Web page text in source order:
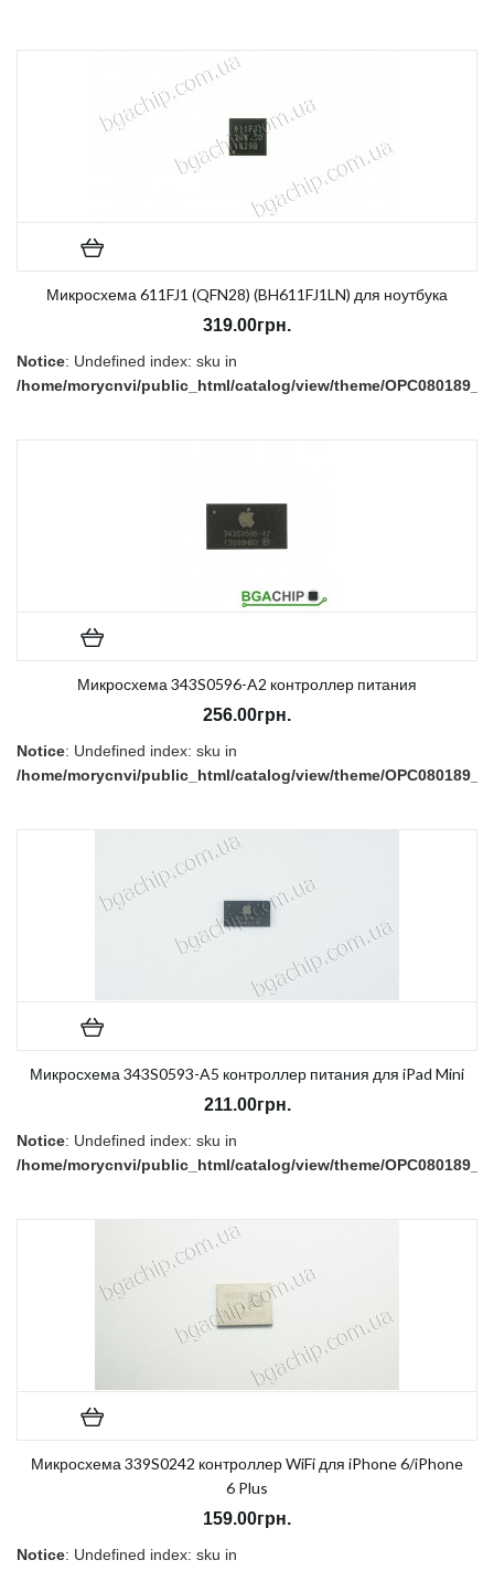
Есть
Микросхема 611FJ1 (QFN28) (BH611FJ1LN) для ноутбука
319.00грн.
Notice: Undefined index: sku in
/home/morycnvi/public_html/catalog/view/theme/
Микросхема 343S0596-A2 контроллер питания
256.00грн.
Notice: Undefined index: sku in
/home/morycnvi/public_html/catalog/view/theme/
Микросхема 343S0593-A5 контроллер питания для iPad Mini
211.00грн.
Notice: Undefined index: sku in
/home/morycnvi/public_html/catalog/view/theme/
Микросхема 339S0242 контроллер WiFi для iPhone 6/iPhone
6 Plus
159.00грн.
Notice: Undefined index: sku in